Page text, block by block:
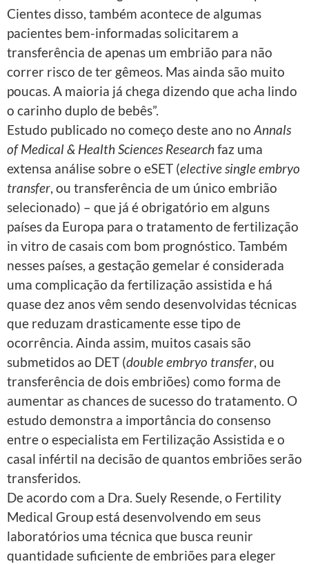
Cientes disso, também acontece de algumas
pacientes bem-informadas solicitarem a
transferência de apenas um embrião para não
correr risco de ter gêmeos. Mas ainda são muito
poucas. A maioria já chega dizendo que acha lindo
o carinho duplo de bebês”.
Estudo publicado no começo deste ano no Annals
of Medical & Health Sciences Researchfaz uma
extensa análise sobre o eSET (elective single embryo
transfer , ou transferência de um único embrião
selecionado) – que já é obrigatório em alguns
países da Europa para o tratamento de fertilização
in vitro de casais com bom prognóstico. Também
nesses países, a gestação gemelar é considerada
uma complicação da fertilização assistida e há
quase dez anos vêm sendo desenvolvidas técnicas
que reduzam drasticamente esse tipo de
ocorrência. Ainda assim, muitos casais são
submetidos ao DET (double embryo transfer , ou
transferência de dois embriões) como forma de
aumentar as chances de sucesso do tratamento. O
estudo demonstra a importância do consenso
entre o especialista em Fertilização Assistida e o
casal infértil na decisão de quantos embriões serão
transferidos.
De acordo com a Dra. Suely Resende, o Fertility
Medical Group está desenvolvendo em seus
laboratórios uma técnica que busca reunir
quantidade suficiente de embriões para eleger